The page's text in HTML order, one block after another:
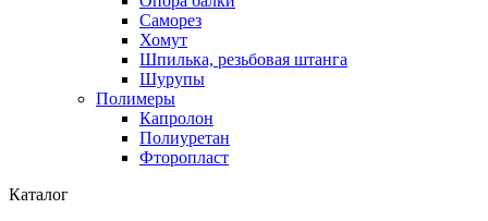
Саморез
Хомут
Шпилька, резьбовая штанга
Шурупы
Полимеры
Капролон
Полиуретан
Фторопласт
Каталог